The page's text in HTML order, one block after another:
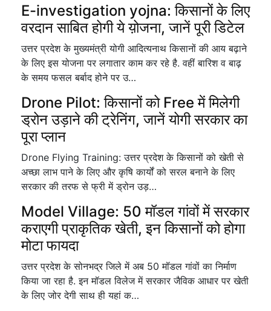
E-investigation yojna: किसानों के लिए
वरदान साबित होगी ये य़ोजना, जानें पूरी डिटेल
उत्तर प्रदेश के मुख्यमंत्री योगी आदित्यनाथ किसानों की आय बढ़ाने
के लिए इस योजना पर लगातार काम कर रहे है. वहीं बारिश व बाढ़
के समय फसल बर्बाद होने पर उ…
Drone Pilot: किसानों को Free में मिलेगी
ड्रोन उड़ाने की ट्रेनिंग, जानें योगी सरकार का
पूरा प्लान
Drone Flying Training: उत्तर प्रदेश के किसानों को खेती से
अच्छा लाभ पाने के लिए और कृषि कार्यों को सरल बनाने के लिए
सरकार की तरफ से फ्री में ड्रोन उड़…
Model Village: 50 मॉडल गांवों में सरकार
कराएगी प्राकृतिक खेती, इन किसानों को होगा
मोटा फायदा
उत्तर प्रदेश के सोनभद्र जिले में अब 50 मॉडल गांवों का निर्माण
किया जा रहा है. इन मॉडल विलेज में सरकार जैविक आधार पर खेती
के लिए जोर देगी साथ ही यहां क…